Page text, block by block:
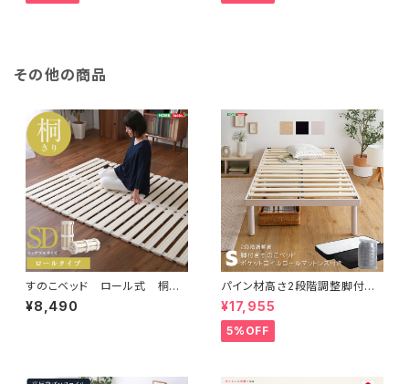
その他の商品
すのこベッド ロール式 桐仕
様(セミダブル)【Schlaf-シュラ
フ-】 桐 すのこ ロール式
¥8,490
パイン材高さ2段階調整脚付き
すのこベッド ポケットコイルマッ
トレスセット(シングル) ASP-S
RM-S
¥17,955
5%OFF